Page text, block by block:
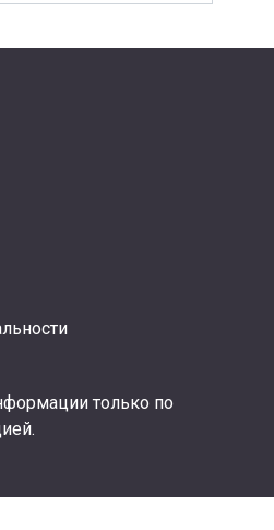
только по